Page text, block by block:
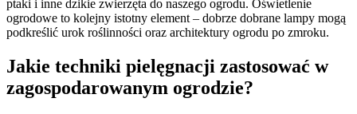
ptaki i inne dzikie zwierzęta do naszego ogrodu. Oświetlenie
ogrodowe to kolejny istotny element – dobrze dobrane lampy mogą
podkreślić urok roślinności oraz architektury ogrodu po zmroku.
Jakie techniki pielęgnacji zastosować w
zagospodarowanym ogrodzie?